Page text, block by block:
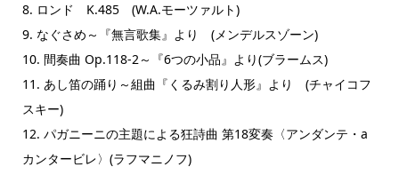
8. ロンド K.485 (W.A.モーツァルト)
9. なぐさめ～『無言歌集』より (メンデルスゾーン)
10. 間奏曲 Op.118-2～『6つの小品』より(ブラームス)
11. あし笛の踊り～組曲『くるみ割り人形』より (チャイコフ
スキー)
12. パガニーニの主題による狂詩曲 第18変奏〈アンダンテ・a
カンタービレ〉(ラフマニノフ)